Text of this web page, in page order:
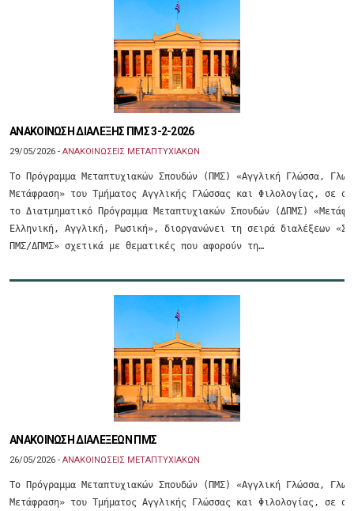
ΑΝΑΚΟΙΝΩΣΗ ΔΙΑΛΕΞΗΣ ΠΜΣ 3-2-2026
29/05/2026 - ΑΝΑΚΟΙΝΩΣΕΙΣ ΜΕΤΑΠΤΥΧΙΑΚΩΝ
Tο Πρόγραμμα Μεταπτυχιακών Σπουδών (ΠΜΣ) «Αγγλική Γλώσσα,
Μετάφραση» του Τμήματος Αγγλικής Γλώσσας και Φιλολογίας, σε
το Διατμηματικό Πρόγραμμα Μεταπτυχιακών Σπουδών (ΔΠΜΣ)
Ελληνική, Αγγλική, Ρωσική», διοργανώνει τη σειρά διαλέξεων
ΠΜΣ/ΔΠΜΣ» σχετικά με θεματικές που αφορούν τη…
ΑΝΑΚΟΙΝΩΣΗ ΔΙΑΛΕΞΕΩΝ ΠΜΣ
26/05/2026 - ΑΝΑΚΟΙΝΩΣΕΙΣ ΜΕΤΑΠΤΥΧΙΑΚΩΝ
Tο Πρόγραμμα Μεταπτυχιακών Σπουδών (ΠΜΣ) «Αγγλική Γλώσσα,
Μετάφραση» του Τμήματος Αγγλικής Γλώσσας και Φιλολογίας, σε